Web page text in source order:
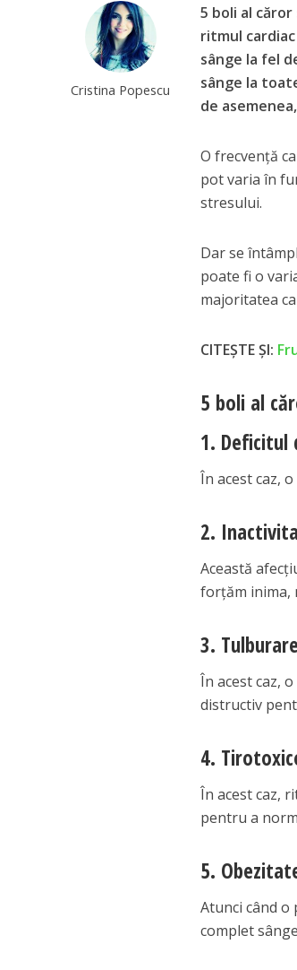
Cristina Popescu
5 boli al
ritmul
sânge la fel
sânge la
de
O frecvență
pot varia în
stresului.
Dar se
poate fi o
majoritatea
CITEȘTE ȘI:
5 boli al
1. Deficitul
În acest caz,
2.
Această
forțăm inima,
3.
În acest caz,
distructiv
4.
În acest caz,
pentru a
5.
Atunci când
complet